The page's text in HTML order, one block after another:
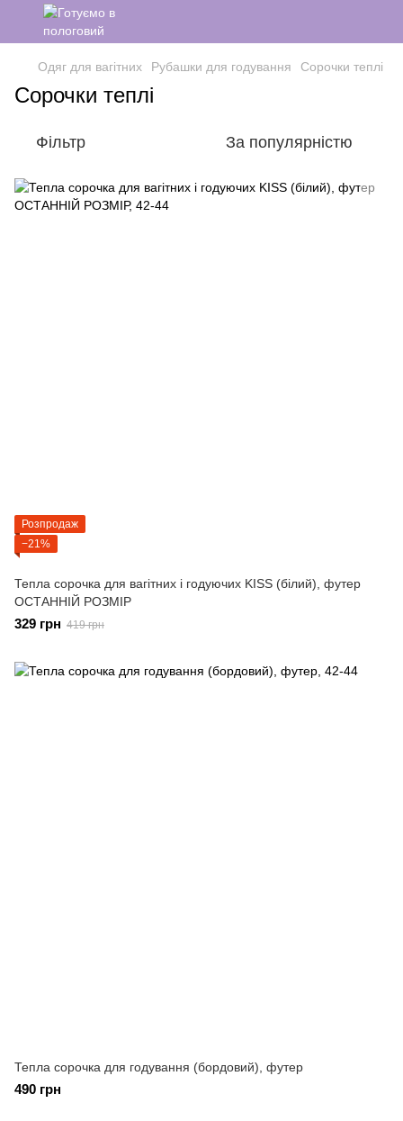
Одяг для вагітних Рубашки для годування Сорочки теплі
Сорочки теплі
Фільтр За популярністю
Розпродаж
−21%
Тепла сорочка для вагітних і годуючих KISS (білий), футер
ОСТАННІЙ РОЗМІР
329 грн 419 грн
Тепла сорочка для годування (бордовий), футер
490 грн